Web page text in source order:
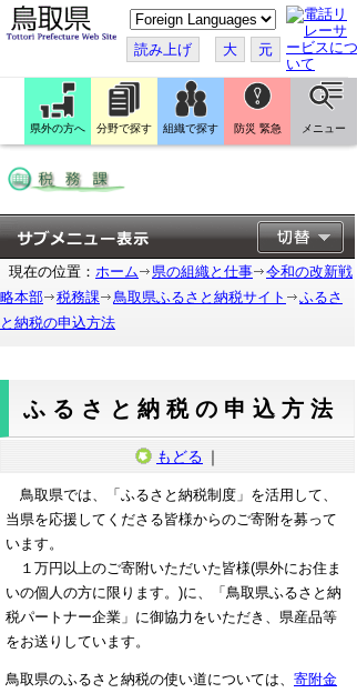
こ
の
ペ
ー
ジ
を
翻
訳
す
読み上げ 大 元
県外の方へ 分野で探す 組織で探す 防災 緊急 メニュー
現在の位置： ホーム 県の組織と仕事
令和の改新戦
略本部
税務課 鳥取県ふるさと納税サイト
ふるさ
と納税の申込方法
ふるさと納税の申込方法
もどる ｜
鳥取県では、「ふるさと納税制度」を活用して、
当県を応援してくださる皆様からのご寄附を募って
います。
１万円以上のご寄附いただいた皆様(県外にお住ま
いの個人の方に限ります。)に、「鳥取県ふるさと納
税パートナー企業」に御協力をいただき、県産品等
をお送りしています。
鳥取県のふるさと納税の使い道については、 寄附金